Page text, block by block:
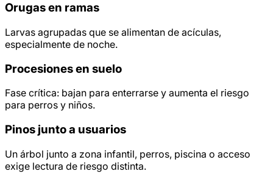
Orugas en ramas
Larvas agrupadas que se alimentan de acículas,
especialmente de noche.
Procesiones en suelo
Fase crítica: bajan para enterrarse y aumenta el riesgo
para perros y niños.
Pinos junto a usuarios
Un árbol junto a zona infantil, perros, piscina o acceso
exige lectura de riesgo distinta.